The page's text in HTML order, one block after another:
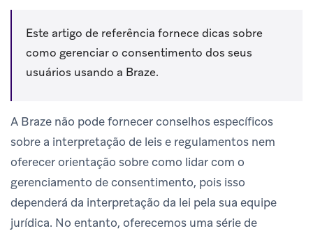
Este artigo de referência fornece dicas sobre
como gerenciar o consentimento dos seus
usuários usando a Braze.
A Braze não pode fornecer conselhos específicos
sobre a interpretação de leis e regulamentos nem
oferecer orientação sobre como lidar com o
gerenciamento de consentimento, pois isso
dependerá da interpretação da lei pela sua equipe
jurídica. No entanto, oferecemos uma série de